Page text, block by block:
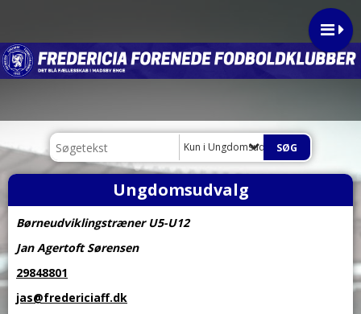
Kun i Ungdomsudvalg
Ungdomsudvalg
Børneudviklingstræner U5-U12
Jan Agertoft Sørensen
29848801
jas@fredericiaff.dk